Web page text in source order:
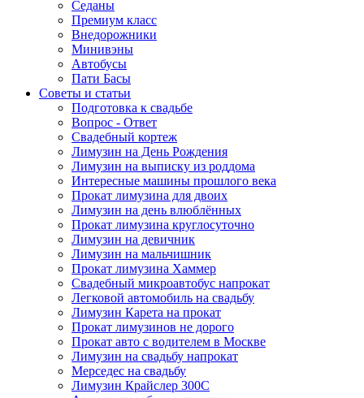
Седаны
Премиум класс
Внедорожники
Минивэны
Автобусы
Пати Басы
Советы и статьи
Подготовка к свадьбе
Вопрос - Ответ
Свадебный кортеж
Лимузин на День Рождения
Лимузин на выписку из роддома
Интересные машины прошлого века
Прокат лимузина для двоих
Лимузин на день влюблённых
Прокат лимузина круглосуточно
Лимузин на девичник
Лимузин на мальчишник
Прокат лимузина Хаммер
Свадебный микроавтобус напрокат
Легковой автомобиль на свадьбу
Лимузин Карета на прокат
Прокат лимузинов не дорого
Прокат авто с водителем в Москве
Лимузин на свадьбу напрокат
Мерседес на свадьбу
Лимузин Крайслер 300С